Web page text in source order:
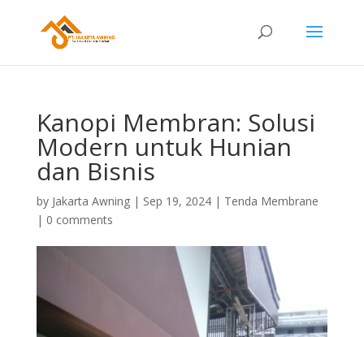
Kanopi Membran: Solusi
Modern untuk Hunian
dan Bisnis
by Jakarta Awning| Sep 19, 2024| Tenda Membrane
| 0 comments